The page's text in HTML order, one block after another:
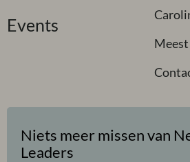
Events
Niets meer missen van
Leaders